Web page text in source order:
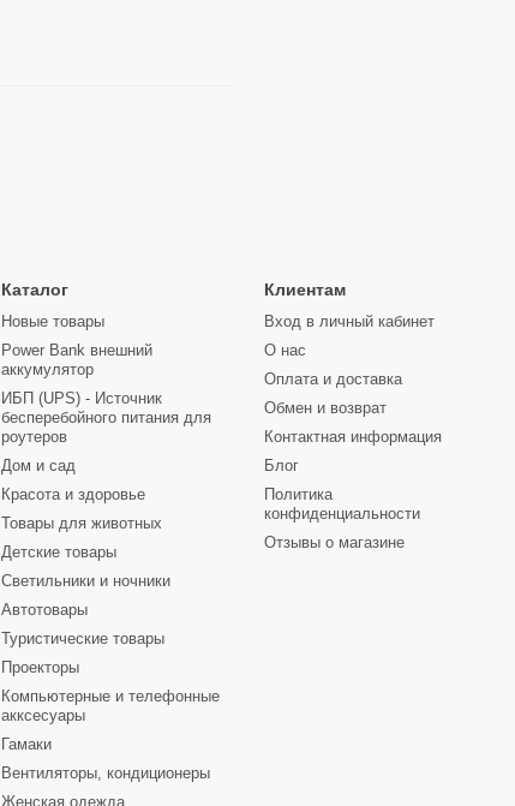
Каталог
Новые товары
Power Bank внешний
аккумулятор
ИБП (UPS) - Источник
бесперебойного питания для
роутеров
Дом и сад
Красота и здоровье
Товары для животных
Детские товары
Светильники и ночники
Автотовары
Туристические товары
Проекторы
Компьютерные и телефонные
акксесуары
Гамаки
Вентиляторы, кондиционеры
Женская одежда
Клиентам
Вход в личный кабинет
О нас
Оплата и доставка
Обмен и возврат
Контактная информация
Блог
Политика
конфиденциальности
Отзывы о магазине